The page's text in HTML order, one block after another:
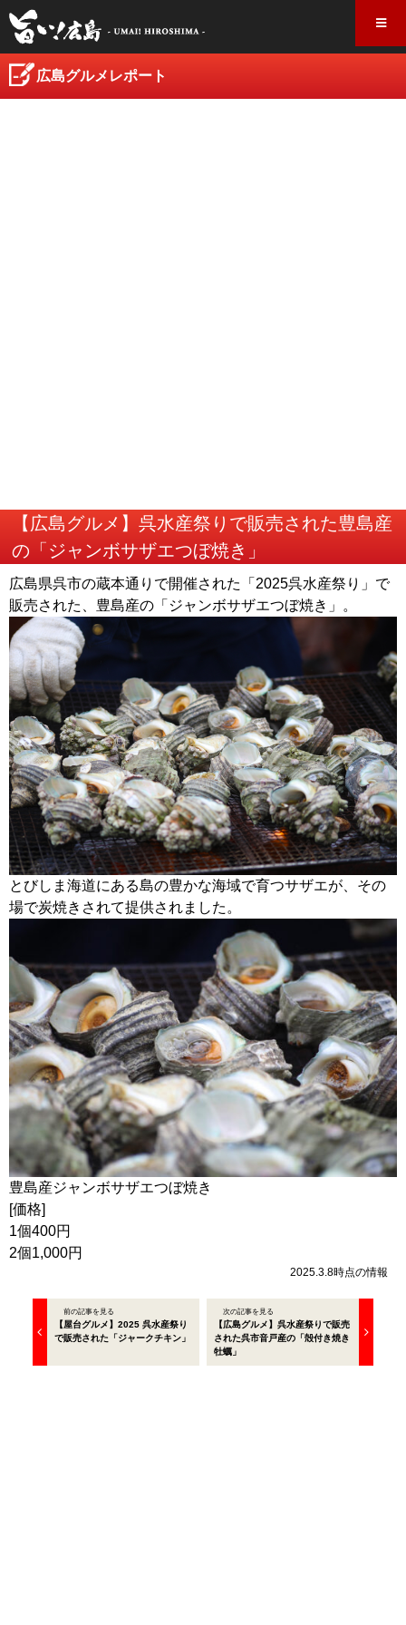
広島グルメレポート
【広島グルメ】呉水産祭りで販売された豊島産
の「ジャンボサザエつぼ焼き」
広島県呉市の蔵本通りで開催された「2025呉水産祭り」で
販売された、豊島産の「ジャンボサザエつぼ焼き」。
とびしま海道にある島の豊かな海域で育つサザエが、その
場で炭焼きされて提供されました。
豊島産ジャンボサザエつぼ焼き
[価格]
1個400円
2個1,000円
2025.3.8時点の情報
前の記事を見る
【屋台グルメ】2025 呉水産祭り
で販売された「ジャークチキン」
次の記事を見る
【広島グルメ】呉水産祭りで販売
された呉市音戸産の「殻付き焼き
牡蠣」